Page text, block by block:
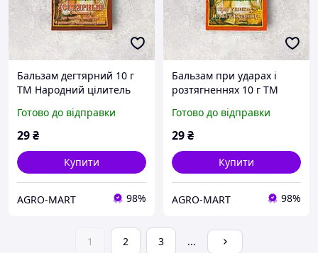
Бальзам дегтярний 10 г
ТМ Народний цілитель
Готово до відправки
29₴
Купити
AGRO-MART 98%
Бальзам при ударах і
розтягненнях 10 г ТМ
Готово до відправки
29₴
Купити
AGRO-MART 98%
1 2 3 ...